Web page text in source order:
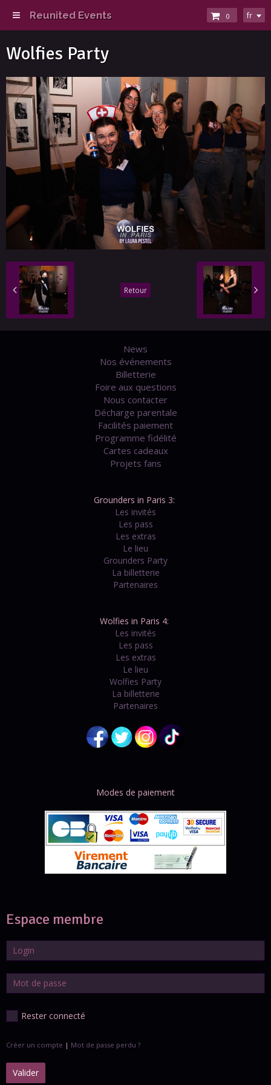
Reunited Events 0 fr
Wolfies Party
Retour
News
Nos événements
Billetterie
Foire aux questions
Nous contacter
Décharge parentale
Facilités paiement
Programme fidélité
Cartes cadeaux
Projets fans
Grounders in Paris 3:
Les invités
Les pass
Les extras
Le lieu
Grounders Party
La billetterie
Partenaires
Wolfies in Paris 4:
Les invités
Les pass
Les extras
Le lieu
Wolfies Party
La billetterie
Partenaires
Modes de paiement
Espace membre
Rester connecté
Créer un compte | Mot de passe perdu ?
Valider